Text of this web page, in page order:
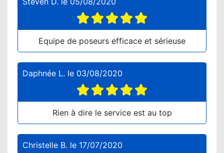
Equipe de poseurs efficace et sérieuse
Daphnée L. le 03/08/2020
Rien à dire le service est au top
Christelle B. le 17/07/2020